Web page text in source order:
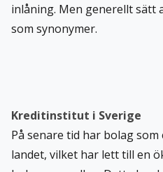
inlåning. Men generellt sätt
som synonymer.
Kreditinstitut i Sverige
På senare tid har bolag
landet, vilket har lett till en